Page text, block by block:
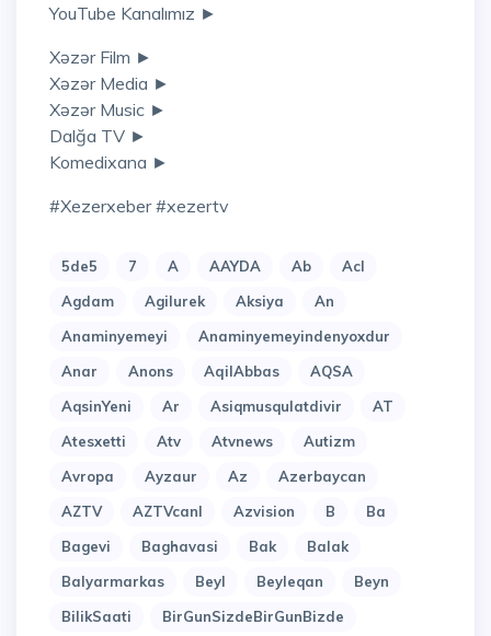
YouTube Kanalımız ►
Xəzər Film ►
Xəzər Media ►
Xəzər Music ►
Dalğa TV ►
Komedixana ►
#xezerxeber #xezertv
5de5 7 A AAYDA Ab
Acl
Agdam
Agilurek Aksiya
An
Anaminyemeyi
Anaminyemeyindenyoxdur
Anar
Anons AqilAbbas
AQSA
AqsinYeni
Ar Asiqmusqulatdivir
AT
Atesxetti
Atv Atvnews
Autizm
Avropa
Ayzaur Az
Azerbaycan
AZTV
AZTVcanl Azvision B
Ba
Bagevi
Baghavasi Bak
Balak
Balyarmarkas
Beyl Beyleqan
Beyn
BilikSaati
BirGunSizdeBirGunBizde